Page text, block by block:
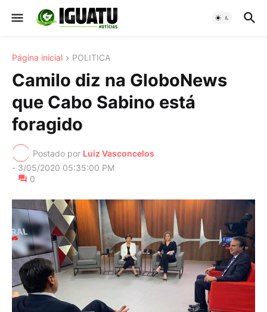
Página inicial POLITICA
Camilo diz na GloboNews
que Cabo Sabino está
foragido
Postado por Luiz Vasconcelos
- 3/05/2020 05:35:00 PM
0